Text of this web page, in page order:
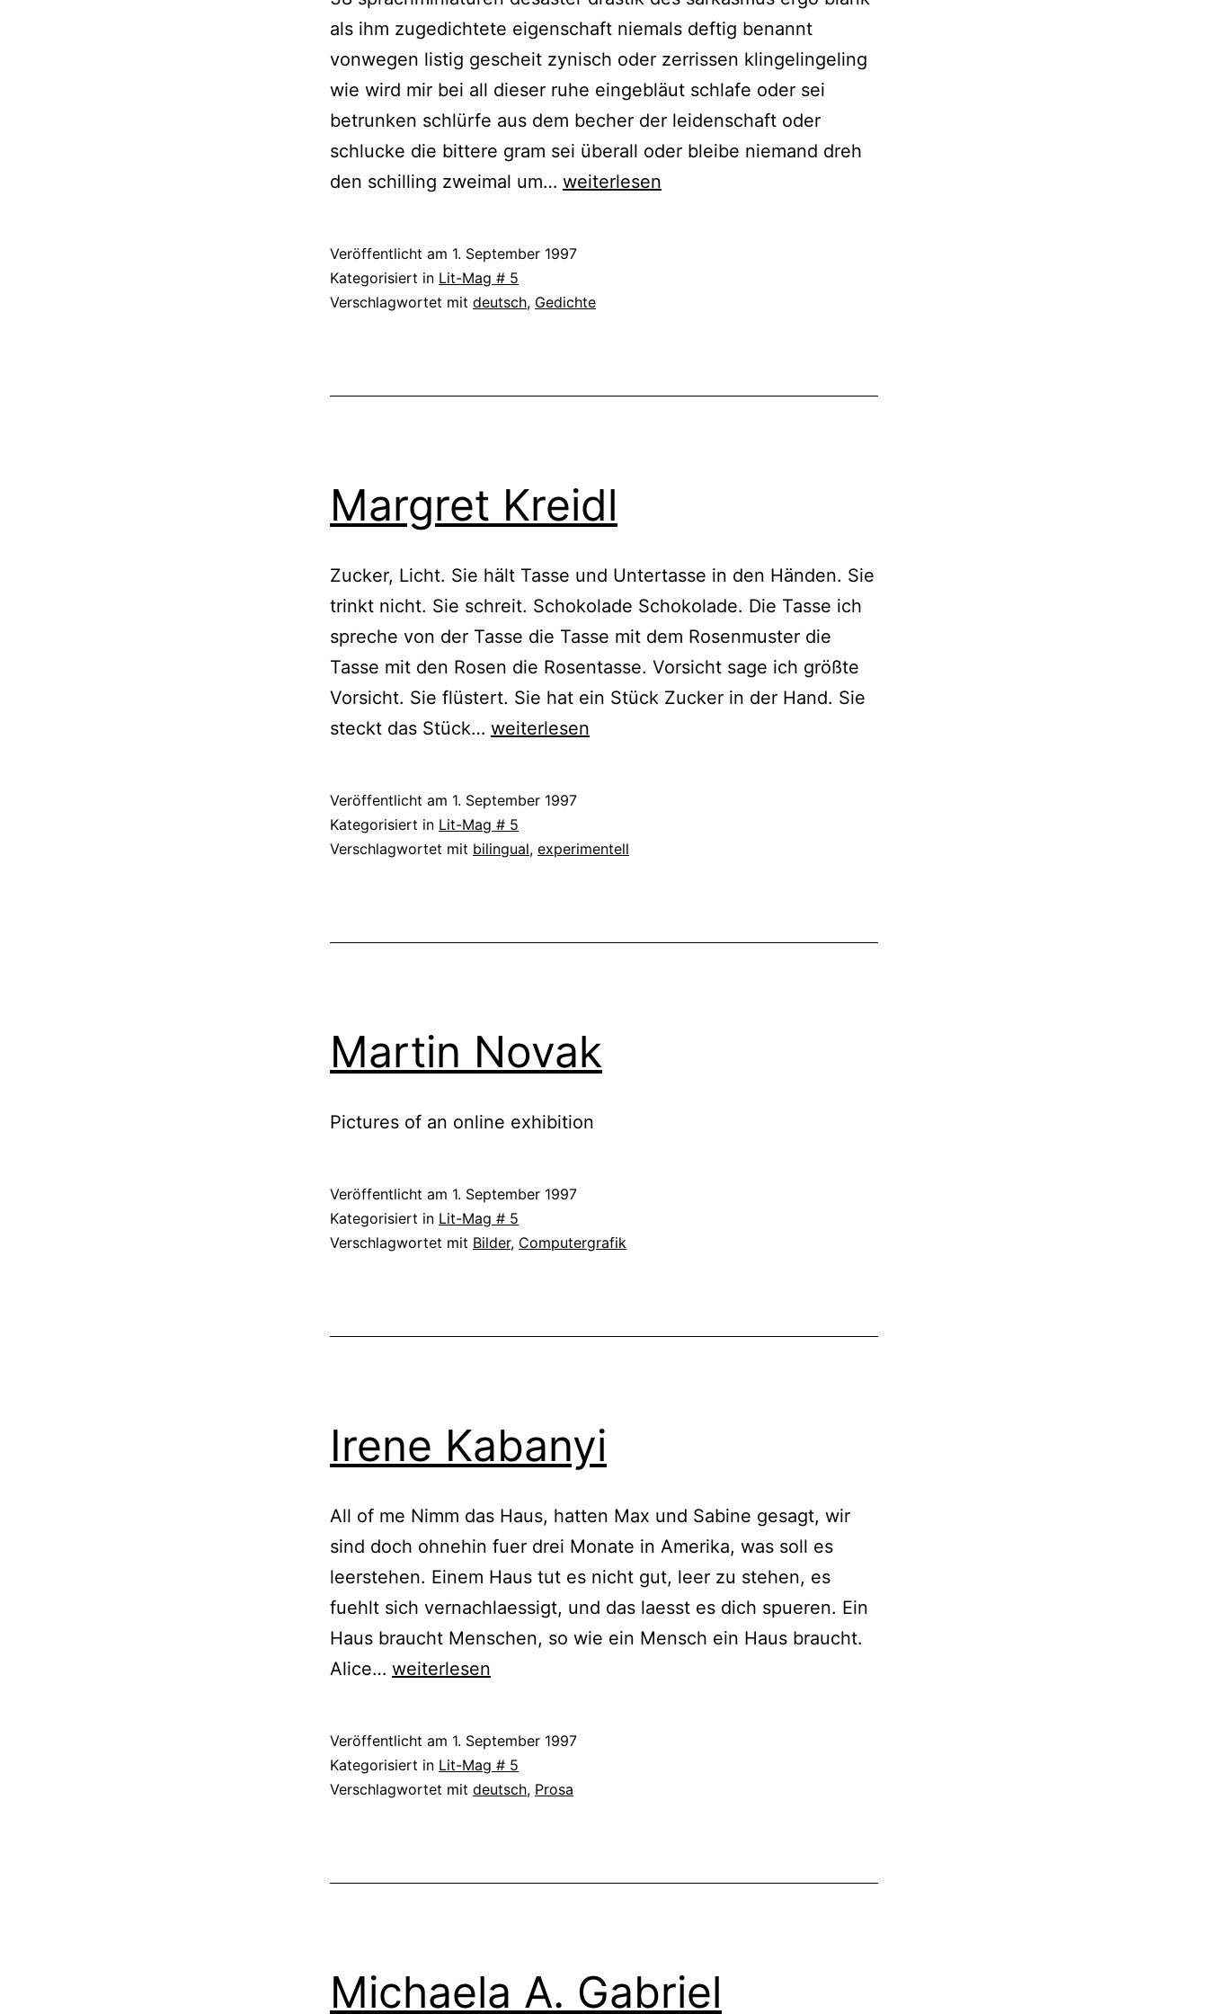
als ihm zugedichtete eigenschaft niemals deftig benannt
vonwegen listig gescheit zynisch oder zerrissen klingelingeling
wie wird mir bei all dieser ruhe eingebläut schlafe oder sei
betrunken schlürfe aus dem becher der leidenschaft oder
schlucke die bittere gram sei überall oder bleibe niemand dreh
den schilling zweimal um… Rudolf
weiterlesen
Veröffentlicht am 1. September 1997
Kategorisiert in Lit-Mag # 5
Verschlagwortet mit deutsch, Gedichte
Margret Kreidl
Zucker, Licht. Sie hält Tasse und Untertasse in den Händen. Sie
trinkt nicht. Sie schreit. Schokolade Schokolade. Die Tasse ich
spreche von der Tasse die Tasse mit dem Rosenmuster die
Tasse mit den Rosen die Rosentasse. Vorsicht sage ich größte
Vorsicht. Sie flüstert. Sie hat ein Stück Zucker in der Hand. Sie
steckt das Stück… Margret
weiterlesen
Veröffentlicht am 1. September 1997
Kategorisiert in Lit-Mag # 5
Verschlagwortet mit bilingual, experimentell
Martin Novak
Pictures of an online exhibition
Veröffentlicht am 1. September 1997
Kategorisiert in Lit-Mag # 5
Verschlagwortet mit Bilder, Computergrafik
Irene Kabanyi
All of me Nimm das Haus, hatten Max und Sabine gesagt, wir
sind doch ohnehin fuer drei Monate in Amerika, was soll es
leerstehen. Einem Haus tut es nicht gut, leer zu stehen, es
fuehlt sich vernachlaessigt, und das laesst es dich spueren. Ein
Haus braucht Menschen, so wie ein Mensch ein Haus braucht.
Alice… Irene
weiterlesen
Veröffentlicht am 1. September 1997
Kategorisiert in Lit-Mag # 5
Verschlagwortet mit deutsch, Prosa
Michaela A. Gabriel